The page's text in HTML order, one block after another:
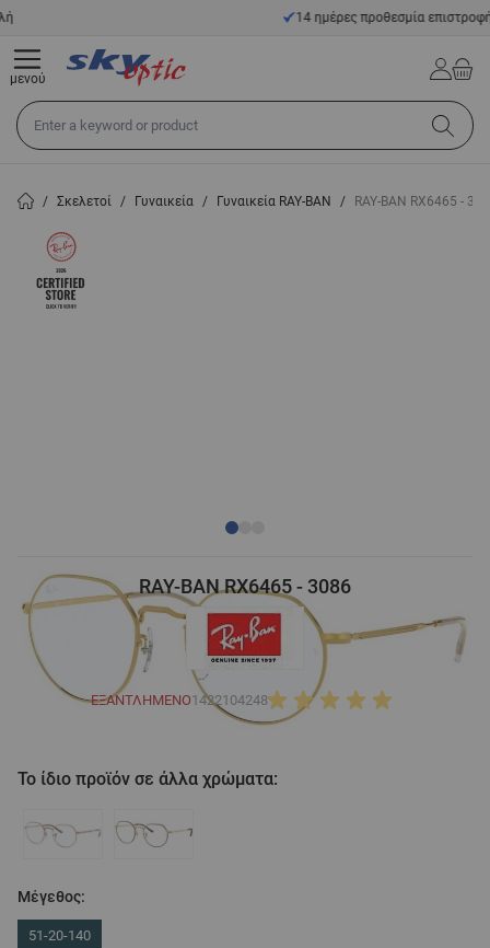
Μετάβαση στο περιεχόμενο14 ημέρες προθεσμία επιστροφής
Αναζήτηση σε όλο το κατάστημα...
μενού
/ Σκελετοί / Γυναικεία / Γυναικεία RAY-BAN / RAY-BAN RX6465 -
RAY-BAN RX6465 - 3086
ΕΞΑΝΤΛΗΜΈΝΟ1422104248
Το ίδιο προϊόν σε άλλα χρώματα:
Μέγεθος:
51-20-140